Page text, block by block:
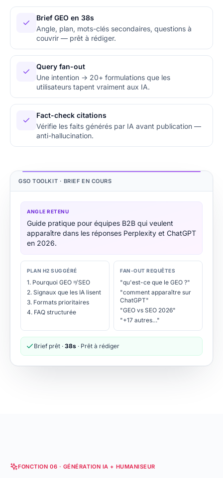
Brief GEO en 38s
Angle, plan, mots-clés secondaires, questions à
couvrir — prêt à rédiger.
Query fan-out
Une intention → 20+ formulations que les
utilisateurs tapent vraiment aux IA.
Fact-check citations
Vérifie les faits générés par IA avant publication —
anti-hallucination.
GSO TOOLKIT · BRIEF EN COURS
ANGLE RETENU
Guide pratique pour équipes B2B qui veulent
apparaître dans les réponses Perplexity et ChatGPT
en 2026.
PLAN H2 SUGGÉRÉ
1. Pourquoi GEO ≠ SEO
2. Signaux que les IA lisent
3. Formats prioritaires
4. FAQ structurée
FAN-OUT REQUÊTES
"qu'est-ce que le GEO ?"
"comment apparaître sur
ChatGPT"
"GEO vs SEO 2026"
"+17 autres…"
Brief prêt · 38s · Prêt à rédiger
FONCTION 06 · GÉNÉRATION IA + HUMANISEUR